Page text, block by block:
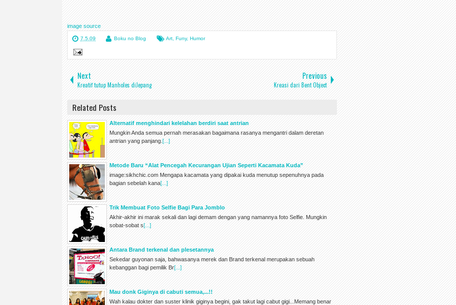
image source
7.5.09 Boku no Blog Art Funy, Humor
Next
Kreatif tutup Manholes diJepang
Previous
Kreasi dari Bent Object
Related Posts
Alternatif menghindari kelelahan berdiri saat antrian
Mungkin Anda semua pernah merasakan bagaimana rasanya mengantri dalam deretan
antrian yang panjang.[...]
Metode Baru “Alat Pencegah Kecurangan Ujian Seperti Kacamata Kuda”
image:sikhchic.com Mengapa kacamata yang dipakai kuda menutup sepenuhnya pada
bagian sebelah kana[...]
Trik Membuat Foto Selfie Bagi Para Jomblo
Akhir-akhir ini marak sekali dan lagi demam dengan yang namannya foto Selfie. Mungkin
sobat-sobat s[...]
Antara Brand terkenal dan plesetannya
Sekedar guyonan saja, bahwasanya merek dan Brand terkenal merupakan sebuah
kebanggan bagi pemilik Br[...]
Mau donk Giginya di cabuti semua,...!!
Wah kalau dokter dan suster klinik giginya begini, gak takut lagi cabut gigi...Memang benar